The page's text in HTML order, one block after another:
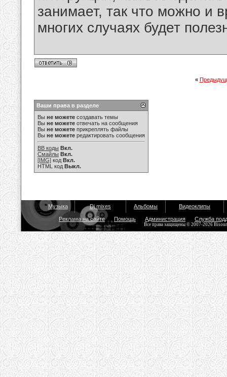
занимает, так что можно и
многих случаях будет
«
Ваши права в разделе
Вы не можете создавать темы
Вы не можете отвечать на сообщения
Вы не можете прикреплять файлы
Вы не можете редактировать сообщения
BB коды Вкл.
Смайлы Вкл.
[IMG] код Вкл.
HTML код Выкл.
Музыка Dj mixes Альбомы Видеоклипы
Реклама на сайте Помощь Администрация Служба
Все права защищены © 2007-2026